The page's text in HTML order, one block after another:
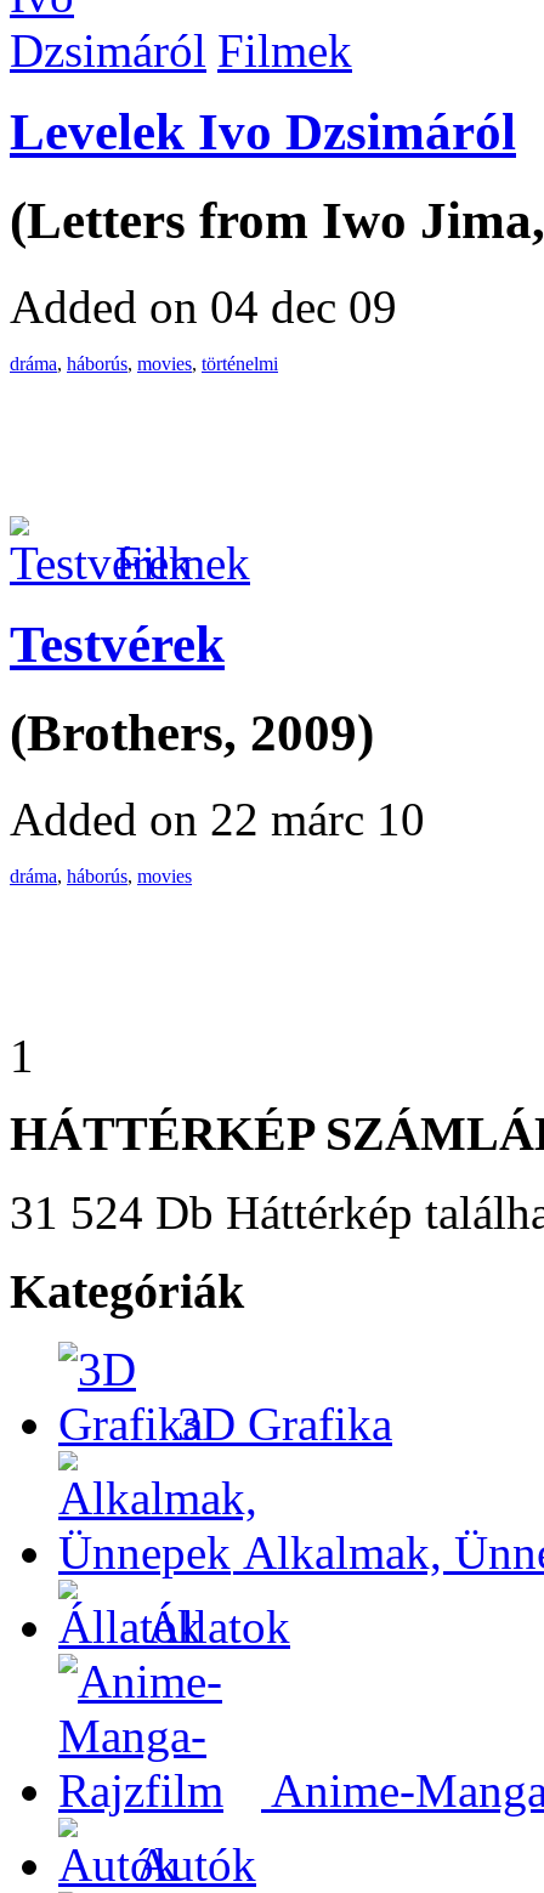
Filmek
Levelek Ivo Dzsimáról
(Letters from Iwo
Added on 04 dec 09
dráma, háborús, movies, történelmi
Filmek
Testvérek
(Brothers, 2009)
Added on 22 márc 10
dráma, háborús, movies
1
HÁTTÉRKÉP
31 524 Db Háttérkép
Kategóriák
3D Grafika
Alkalmak,
Állatok
Anime-
Autók